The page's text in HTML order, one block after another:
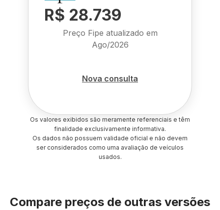
R$ 28.739
Preço Fipe atualizado em
Ago/2026
Nova consulta
Os valores exibidos são meramente referenciais e têm
finalidade exclusivamente informativa.
Os dados não possuem validade oficial e não devem
ser considerados como uma avaliação de veículos
usados.
Compare preços de outras versões